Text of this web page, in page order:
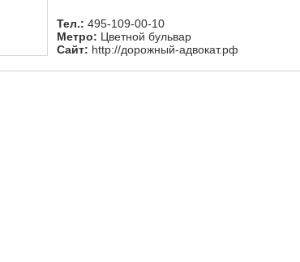
Тел.: 495-109-00-10
Метро: Цветной бульвар
Сайт: http://дорожный-адвокат.рф